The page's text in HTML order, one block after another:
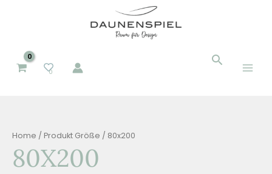
0
Suchen
Suchen
Home / Produkt Größe / 80x200
80X200